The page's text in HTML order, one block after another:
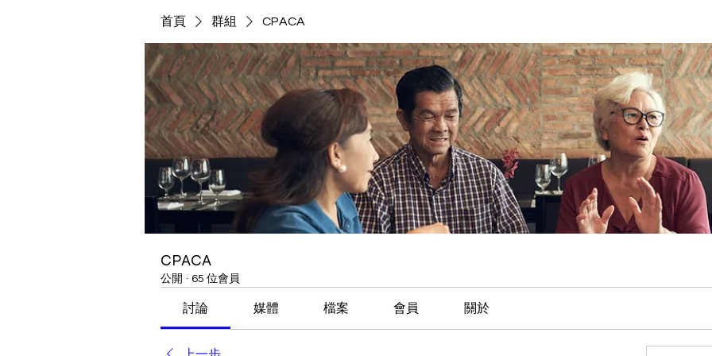
首頁 群組 CPACA
CPACA
公開 · 65 位會員
討論 媒體 檔案 會員 關於